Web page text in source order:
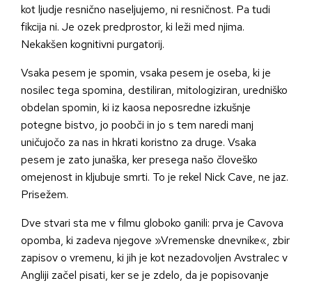
kot ljudje resnično naseljujemo, ni resničnost. Pa tudi
fikcija ni. Je ozek predprostor, ki leži med njima.
Nekakšen kognitivni purgatorij.
Vsaka pesem je spomin, vsaka pesem je oseba, ki je
nosilec tega spomina, destiliran, mitologiziran, uredniško
obdelan spomin, ki iz kaosa neposredne izkušnje
potegne bistvo, jo poobči in jo s tem naredi manj
uničujočo za nas in hkrati koristno za druge. Vsaka
pesem je zato junaška, ker presega našo človeško
omejenost in kljubuje smrti. To je rekel Nick Cave, ne jaz.
Prisežem.
Dve stvari sta me v filmu globoko ganili: prva je Cavova
opomba, ki zadeva njegove »Vremenske dnevnike«, zbir
zapisov o vremenu, ki jih je kot nezadovoljen Avstralec v
Angliji začel pisati, ker se je zdelo, da je popisovanje